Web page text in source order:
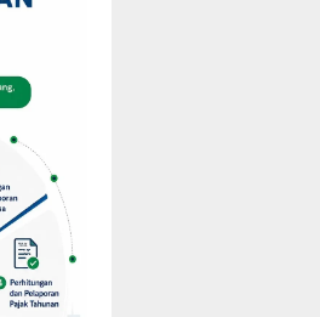
KPPD
Inovasi
Hilirisasi
Nikel
SPBE